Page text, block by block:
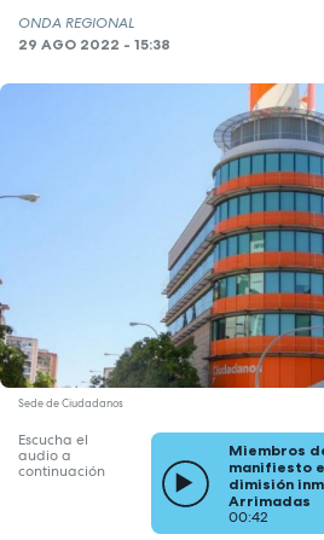
ONDA REGIONAL
29 AGO 2022 - 15:38
Sede de Ciudadanos
Escucha el
audio a
continuación
Miembros
manifiesto
dimisión
Arrimadas
00:42